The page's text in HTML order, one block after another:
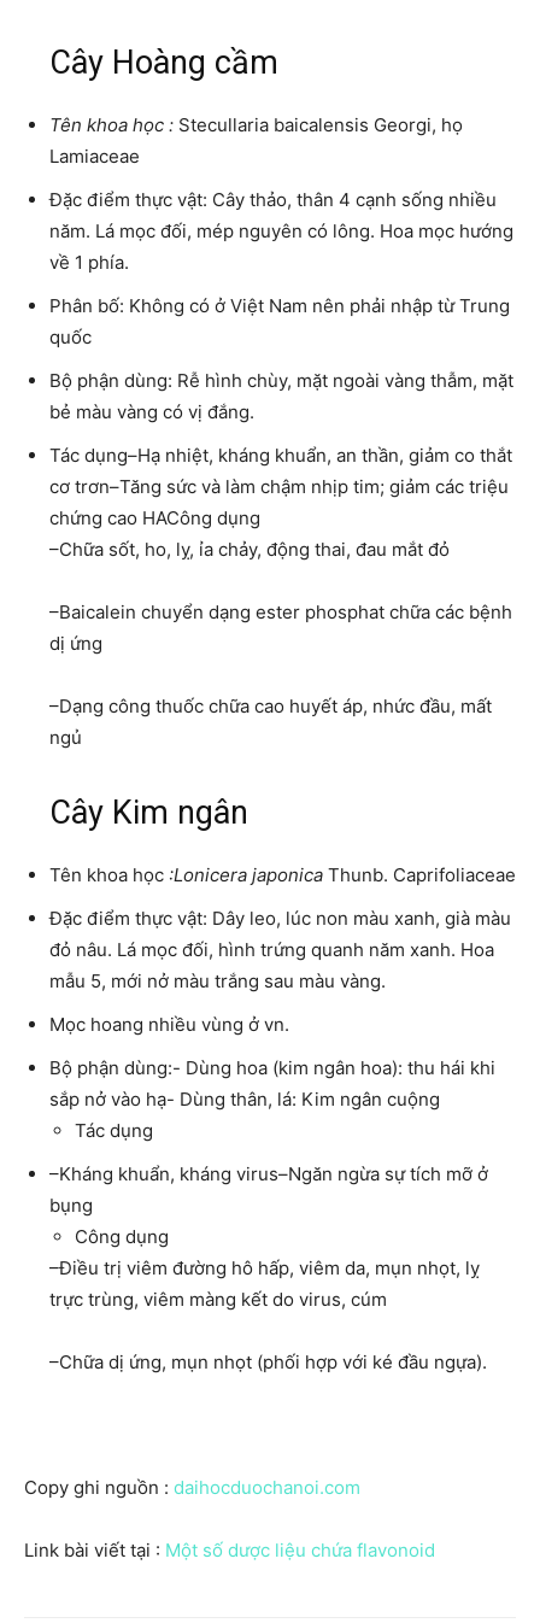
Cây Hoàng cầm
Tên khoa học : Stecullaria baicalensis Georgi, họ
Lamiaceae
Đặc điểm thực vật: Cây thảo, thân 4 cạnh sống nhiều
năm. Lá mọc đối, mép nguyên có lông. Hoa mọc hướng
về 1 phía.
Phân bố: Không có ở Việt Nam nên phải nhập từ Trung
quốc
Bộ phận dùng: Rễ hình chùy, mặt ngoài vàng thẫm, mặt
bẻ màu vàng có vị đắng.
Tác dụng–Hạ nhiệt, kháng khuẩn, an thần, giảm co thắt
cơ trơn–Tăng sức và làm chậm nhịp tim; giảm các triệu
chứng cao HACông dụng
–Chữa sốt, ho, lỵ, ỉa chảy, động thai, đau mắt đỏ
–Baicalein chuyển dạng ester phosphat chữa các bệnh
dị ứng
–Dạng công thuốc chữa cao huyết áp, nhức đầu, mất
ngủ
Cây Kim ngân
Tên khoa học :Lonicera japonica Thunb. Caprifoliaceae
Đặc điểm thực vật: Dây leo, lúc non màu xanh, già màu
đỏ nâu. Lá mọc đối, hình trứng quanh năm xanh. Hoa
mẫu 5, mới nở màu trắng sau màu vàng.
Mọc hoang nhiều vùng ở vn.
Bộ phận dùng:- Dùng hoa (kim ngân hoa): thu hái khi
sắp nở vào hạ- Dùng thân, lá: Kim ngân cuộng
Tác dụng
–Kháng khuẩn, kháng virus–Ngăn ngừa sự tích mỡ ở
bụng
Công dụng
–Điều trị viêm đường hô hấp, viêm da, mụn nhọt, lỵ
trực trùng, viêm màng kết do virus, cúm
–Chữa dị ứng, mụn nhọt (phối hợp với ké đầu ngựa).
Copy ghi nguồn : daihocduochanoi.com
Link bài viết tại : Một số dược liệu chứa flavonoid